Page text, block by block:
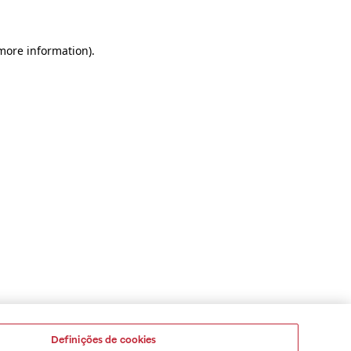
information).
Definições de cookies